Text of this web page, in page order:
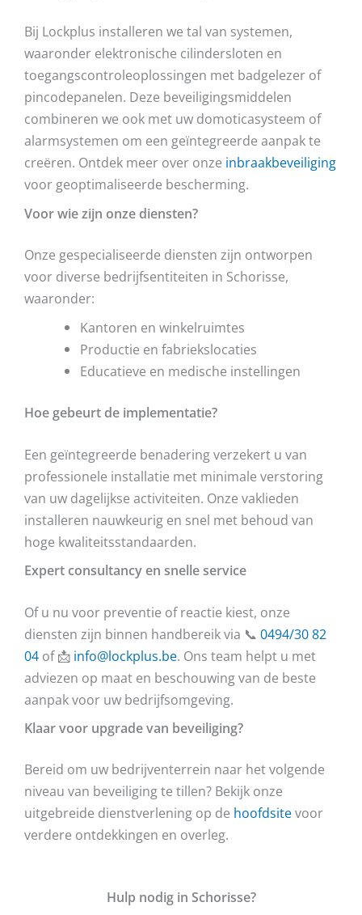
Bij Lockplus installeren we tal van systemen,
waaronder elektronische cilindersloten en
toegangscontroleoplossingen met badgelezer of
pincodepanelen. Deze beveiligingsmiddelen
combineren we ook met uw domoticasysteem of
alarmsystemen om een geïntegreerde aanpak te
creëren. Ontdek meer over onze inbraakbeveiliging
voor geoptimaliseerde bescherming.
Voor wie zijn onze diensten?
Onze gespecialiseerde diensten zijn ontworpen
voor diverse bedrijfsentiteiten in Schorisse,
waaronder:
Kantoren en winkelruimtes
Productie en fabriekslocaties
Educatieve en medische instellingen
Hoe gebeurt de implementatie?
Een geïntegreerde benadering verzekert u van
professionele installatie met minimale verstoring
van uw dagelijkse activiteiten. Onze vaklieden
installeren nauwkeurig en snel met behoud van
hoge kwaliteitsstandaarden.
Expert consultancy en snelle service
Of u nu voor preventie of reactie kiest, onze
diensten zijn binnen handbereik via 📞 0494/30 82
04 of 📩 info@lockplus.be. Ons team helpt u met
adviezen op maat en beschouwing van de beste
aanpak voor uw bedrijfsomgeving.
Klaar voor upgrade van beveiliging?
Bereid om uw bedrijventerrein naar het volgende
niveau van beveiliging te tillen? Bekijk onze
uitgebreide dienstverlening op de hoofdsitevoor
verdere ontdekkingen en overleg.
Hulp nodig in Schorisse?